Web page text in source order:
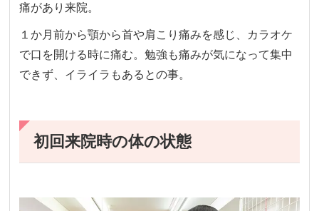
痛があり来院。
１か月前から顎から首や肩こり痛みを感じ、カラオケ
で口を開ける時に痛む。勉強も痛みが気になって集中
できず、イライラもあるとの事。
初回来院時の体の状態